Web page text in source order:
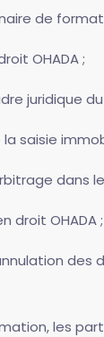
de
OHADA ;
juridique
saisie
dans
droit OHADA ;
des
les